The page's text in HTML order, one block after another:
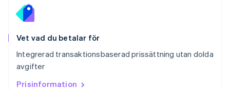
Vet vad du betalar för
Integrerad transaktionsbaserad prissättning utan dolda
avgifter
Prisinformation
Schweiz
Deutsch
English简体中文
English
Slovenien
English Italiano